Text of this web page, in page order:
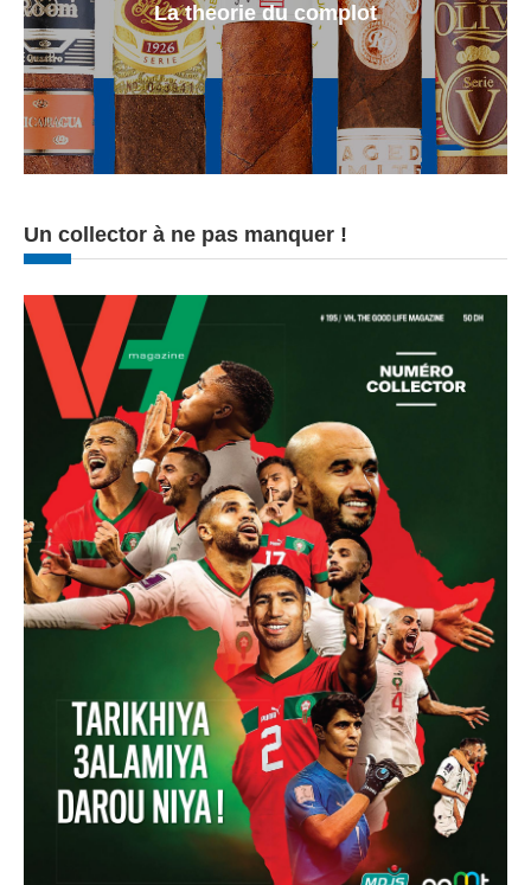
La theorie du complot
Un collector à ne pas manquer !